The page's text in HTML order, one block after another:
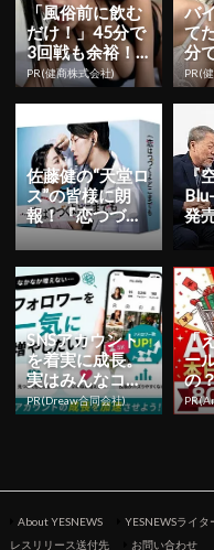
「風俗前に飲む
だけ！」45分で
3回戦も余裕！9
80円で朝まで絶
好調
PR(健商株式会社)
バ
て
分
裕
朝
PR(
佐藤健の“天堂ロ
ス”の皆様に朗
報！『恋つづ』
のBlu-ray＆DV
Dが7月に発売...
『
発
か
俊
SNSアカウント
を着実に成長。
実はみんなココ
使ってます。
PR(Dreaw合同会社)
「
ー
の
以
場
About YESNEWS YESNEWSライタ
レスリリース送付先
お問い合わせ